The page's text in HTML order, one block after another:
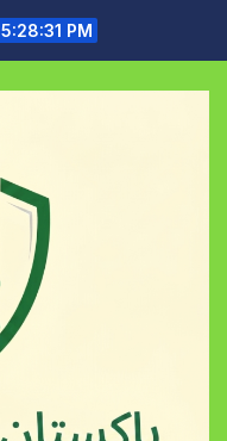
5:28:32 PM